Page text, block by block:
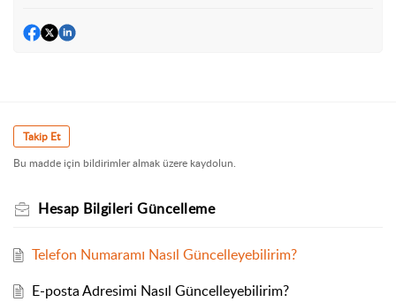
Takip Et
Bu madde için bildirimler almak üzere kaydolun.
Hesap Bilgileri Güncelleme
Telefon Numaramı Nasıl Güncelleyebilirim?
E-posta Adresimi Nasıl Güncelleyebilirim?